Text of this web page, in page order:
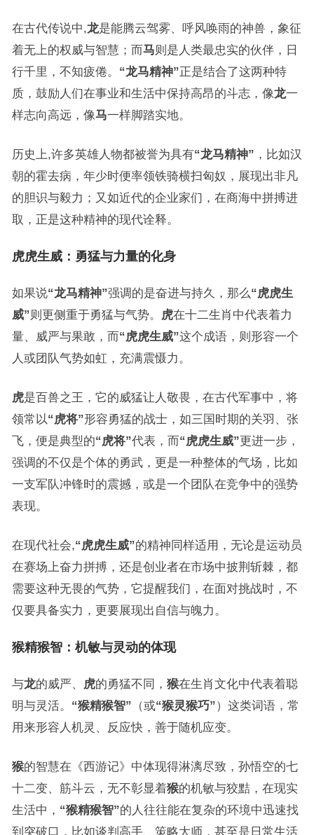
在古代传说中,龙是能腾云驾雾、呼风唤雨的神兽，象征
着无上的权威与智慧；而马则是人类最忠实的伙伴，日
行千里，不知疲倦。 “龙马精神”正是结合了这两种特
质，鼓励人们在事业和生活中保持高昂的斗志，像龙一
样志向高远，像马一样脚踏实地。
历史上,许多英雄人物都被誉为具有“龙马精神” ，比如汉
朝的霍去病，年少时便率领铁骑横扫匈奴，展现出非凡
的胆识与毅力；又如近代的企业家们，在商海中拼搏进
取，正是这种精神的现代诠释。
虎虎生威：勇猛与力量的化身
如果说“龙马精神”强调的是奋进与持久，那么“虎虎生
威”则更侧重于勇猛与气势。 虎在十二生肖中代表着力
量、威严与果敢，而“虎虎生威”这个成语，则形容一个
人或团队气势如虹，充满震慑力。
虎是百兽之王，它的威猛让人敬畏，在古代军事中，将
领常以“虎将”形容勇猛的战士，如三国时期的关羽、张
飞，便是典型的“虎将”代表，而“虎虎生威”更进一步，
强调的不仅是个体的勇武，更是一种整体的气场，比如
一支军队冲锋时的震撼，或是一个团队在竞争中的强势
表现。
在现代社会,“虎虎生威”的精神同样适用，无论是运动员
在赛场上奋力拼搏，还是创业者在市场中披荆斩棘，都
需要这种无畏的气势，它提醒我们，在面对挑战时，不
仅要具备实力，更要展现出自信与魄力。
猴精猴智：机敏与灵动的体现
与龙的威严、 虎的勇猛不同， 猴在生肖文化中代表着聪
明与灵活。 “猴精猴智” （或“猴灵猴巧”）这类词语，常
用来形容人机灵、反应快，善于随机应变。
猴的智慧在《西游记》中体现得淋漓尽致，孙悟空的七
十二变、筋斗云，无不彰显着猴的机敏与狡黠，在现实
生活中， “猴精猴智”的人往往能在复杂的环境中迅速找
到突破口，比如谈判高手、策略大师，甚至是日常生活